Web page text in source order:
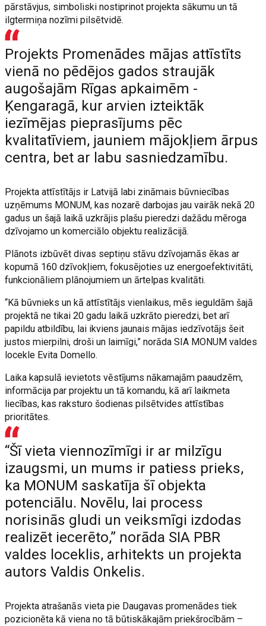
pārstāvjus, simboliski nostiprinot projekta sākumu un tā
ilgtermiņa nozīmi pilsētvidē.
Projekts Promenādes mājas attīstīts
vienā no pēdējos gados straujāk
augošajām Rīgas apkaimēm -
Ķengaragā, kur arvien izteiktāk
iezīmējas pieprasījums pēc
kvalitatīviem, jauniem mājokļiem ārpus
centra, bet ar labu sasniedzamību.
Projekta attīstītājs ir Latvijā labi zināmais būvniecības
uzņēmums MONUM, kas nozarē darbojas jau vairāk nekā 20
gadus un šajā laikā uzkrājis plašu pieredzi dažādu mēroga
dzīvojamo un komerciālo objektu realizācijā.
Plānots izbūvēt divas septiņu stāvu dzīvojamās ēkas ar
kopumā 160 dzīvokļiem, fokusējoties uz energoefektivitāti,
funkcionāliem plānojumiem un ārtelpas kvalitāti.
“Kā būvnieks un kā attīstītājs vienlaikus, mēs ieguldām šajā
projektā ne tikai 20 gadu laikā uzkrāto pieredzi, bet arī
papildu atbildību, lai ikviens jaunais mājas iedzīvotājs šeit
justos mierpilni, droši un laimīgi,” norāda SIA MONUM valdes
locekle Evita Domello.
Laika kapsulā ievietots vēstījums nākamajām paaudzēm,
informācija par projektu un tā komandu, kā arī laikmeta
liecības, kas raksturo šodienas pilsētvides attīstības
prioritātes.
“Šī vieta viennozīmīgi ir ar milzīgu
izaugsmi, un mums ir patiess prieks,
ka MONUM saskatīja šī objekta
potenciālu. Novēlu, lai process
norisinās gludi un veiksmīgi izdodas
realizēt iecerēto,” norāda SIA PBR
valdes loceklis, arhitekts un projekta
autors Valdis Onkelis.
Projekta atrašanās vieta pie Daugavas promenādes tiek
pozicionēta kā viena no tā būtiskākajām priekšrocībām –